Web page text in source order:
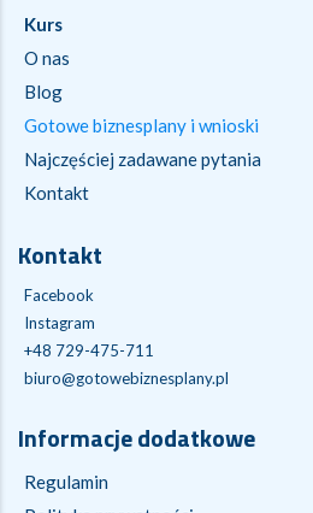
Kurs
O nas
Blog
Gotowe biznesplany i wnioski
Najczęściej zadawane pytania
Kontakt
Kontakt
Facebook
Instagram
+48 729-475-711
biuro@gotowebiznesplany.pl
Informacje dodatkowe
Regulamin